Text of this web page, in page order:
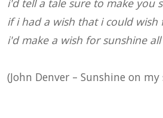
i'd tell a tale sure to make you
if i had a wish that i could wish
i'd make a wish for sunshine
(John Denver – Sunshine on